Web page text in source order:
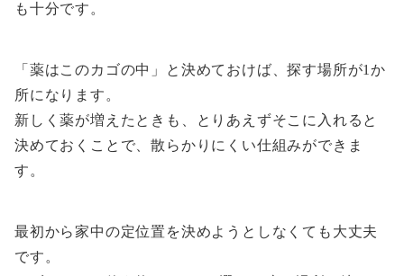
も十分です。
「薬はこのカゴの中」と決めておけば、探す場所が1か
所になります。
新しく薬が増えたときも、とりあえずそこに入れると
決めておくことで、散らかりにくい仕組みができま
す。
最初から家中の定位置を決めようとしなくても大丈夫
です。